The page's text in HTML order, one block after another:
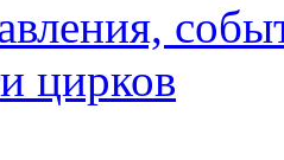
цирков